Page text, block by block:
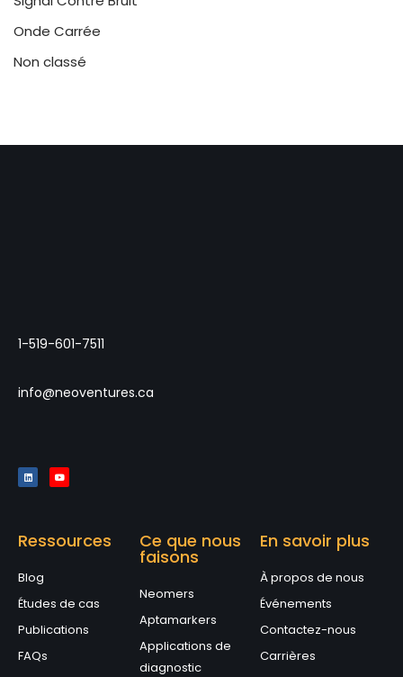
Onde Carrée
Non classé
1-519-601-7511
info@neoventures.ca
Ressources
Blog
Études de cas
Publications
FAQs
Ce que nous
faisons
Neomers
Aptamarkers
Applications de
diagnostic
En savoir plus
À propos de nous
Événements
Contactez-nous
Carrières